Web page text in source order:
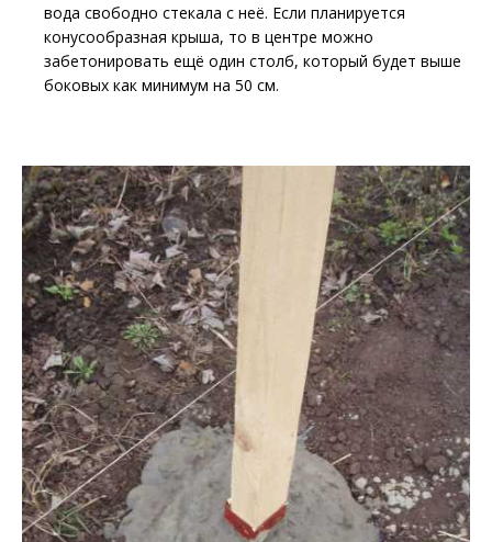
вода свободно стекала с неё. Если планируется
конусообразная крыша, то в центре можно
забетонировать ещё один столб, который будет выше
боковых как минимум на 50 см.